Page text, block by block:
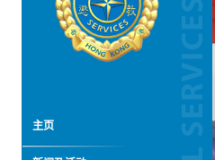
主页